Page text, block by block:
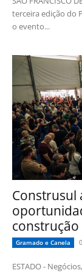
terceira edição do
o evento...
Construsul
construção
Gramado e Canela
ESTADO -